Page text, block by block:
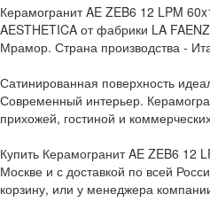
Керамогранит AE ZEB6 12 LPM
AESTHETICA от фабрики LA
Мрамор. Страна производства -
Сатинированная поверхность
Современный интерьер.
прихожей, гостиной и
Купить Керамогранит AE ZEB6 12
Москве и с доставкой по всей
корзину, или у менеджера